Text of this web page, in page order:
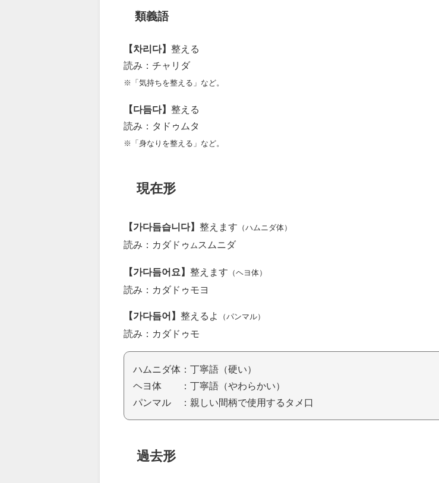
類義語
【차리다】 整える
読み：チャリダ
※「気持ちを整える」など。
【다듬다】 整える
読み：タドゥムタ
※「身なりを整える」など。
現在形
【가다듬습니다】 整えます （ハムニダ体）
読み：カダドゥ ム スムニダ
【가다듬어요】 整えます （ヘヨ体）
読み：カダドゥモヨ
【가다듬어】 整えるよ （パンマル）
読み：カダドゥモ
ハムニダ体：丁寧語（硬い）
ヘヨ体 ：丁寧語（やわらかい）
パンマル ：親しい間柄で使用するタメ口
過去形